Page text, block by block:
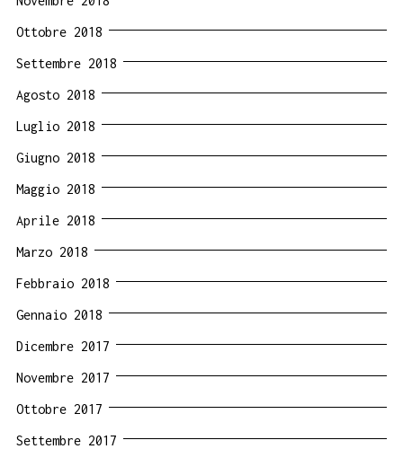
Ottobre 2018
Settembre 2018
Agosto 2018
Luglio 2018
Giugno 2018
Maggio 2018
Aprile 2018
Marzo 2018
Febbraio 2018
Gennaio 2018
Dicembre 2017
Novembre 2017
Ottobre 2017
Settembre 2017